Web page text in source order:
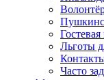
Гостевая
Льготы
Часто